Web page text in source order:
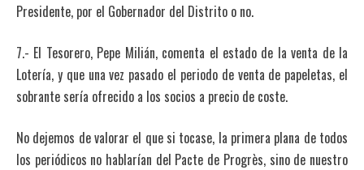
Presidente, por el Gobernador del Distrito o no.
7.- El Tesorero, Pepe Milián, comenta el estado de la venta de la
Lotería, y que una vez pasado el periodo de venta de papeletas, el
sobrante sería ofrecido a los socios a precio de coste.
No dejemos de valorar el que si tocase, la primera plana de todos
los periódicos no hablarían del Pacte de Progrès, sino de nuestro